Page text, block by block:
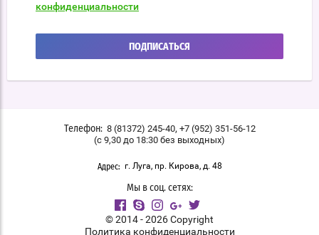
конфиденциальности
ПОДПИСАТЬСЯ
Телефон: 8 (81372) 245-40, +7 (952) 351-56-12
(с 9,30 до 18:30 без выходных)
Адрес: г. Луга, пр. Кирова, д. 48
Мы в соц. сетях:
© 2014 - 2026 Copyright
Политика конфиденциальности